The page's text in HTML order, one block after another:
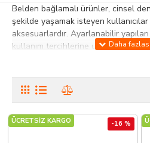
Belden bağlamalı ürünler, cinsel
şekilde yaşamak isteyen
aksesuarlardır. Ayarlanabilir
kullanım tercihlerine uygun
setleri, kayışlı aksesuarlar ve
vücut dostu malzemelerden
kullanım sağlar. Ergonomik
de çiftlerle etkileşimi destekler.
Belden bağlamalı ürünler,
ÜCRETSİZ KARGO -16 %